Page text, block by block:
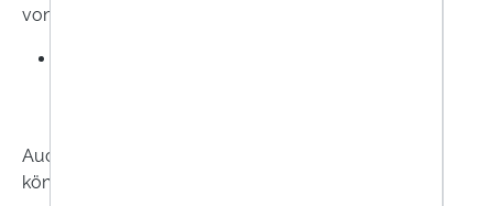
von Ihnen gekauften Produkte zu versenden.
Auch im Rahmen der Nutzung unserer Webseite
können Daten übermittelt werden, siehe Ziffer 7.